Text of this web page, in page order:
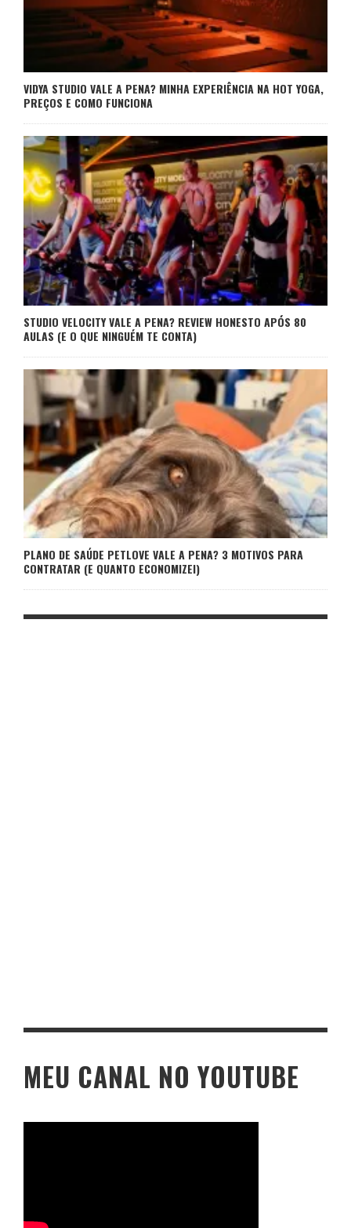
VIDYA STUDIO VALE A PENA? MINHA EXPERIÊNCIA NA HOT YOGA,
PREÇOS E COMO FUNCIONA
STUDIO VELOCITY VALE A PENA? REVIEW HONESTO APÓS 80
AULAS (E O QUE NINGUÉM TE CONTA)
PLANO DE SAÚDE PETLOVE VALE A PENA? 3 MOTIVOS PARA
CONTRATAR (E QUANTO ECONOMIZEI)
MEU CANAL NO YOUTUBE